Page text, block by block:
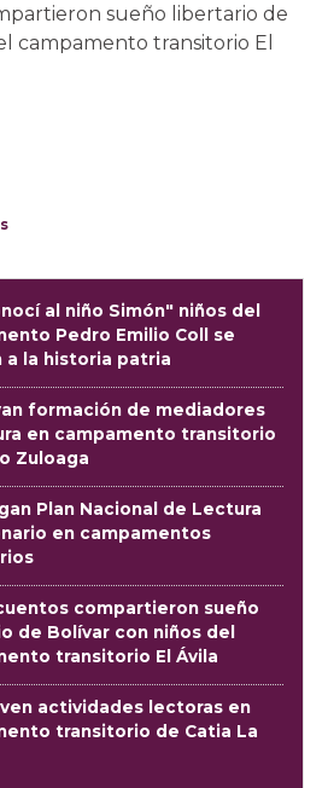
sueño libertario de
campamento transitorio El
al niño Simón" niños del
Pedro Emilio Coll se
a la historia patria
formación de mediadores
en campamento transitorio
Zuloaga
Plan Nacional de Lectura
en campamentos
compartieron sueño
de Bolívar con niños del
transitorio El Ávila
actividades lectoras en
transitorio de Catia La